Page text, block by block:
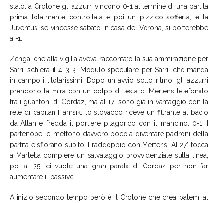
stato: a Crotone gli azzurri vincono 0-1 al termine di una partita
prima totalmente controllata e poi un pizzico sofferta, e la
Juventus, se vincesse sabato in casa del Verona, si porterebbe
a -1.
Zenga, che alla vigilia aveva raccontato la sua ammirazione per
Sarri, schiera il 4-3-3. Modulo speculare per Sarri, che manda
in campo i titolarissimi. Dopo un avvio sotto ritmo, gli azzurri
prendono la mira con un colpo di testa di Mertens telefonato
tra i guantoni di Cordaz, ma al 17’ sono già in vantaggio con la
rete di capitan Hamsik: lo slovacco riceve un filtrante al bacio
da Allan e fredda il portiere pitagorico con il mancino. 0-1. I
partenopei ci mettono davvero poco a diventare padroni della
partita e sfiorano subito il raddoppio con Mertens. Al 27’ tocca
a Martella compiere un salvataggio provvidenziale sulla linea,
poi al 35’ ci vuole una gran parata di Cordaz per non far
aumentare il passivo.
A inizio secondo tempo però è il Crotone che crea patemi al